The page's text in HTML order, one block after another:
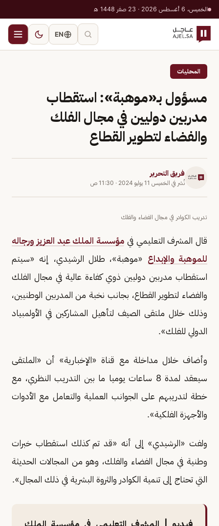
الخميس، 6 أغسطس 2026 · 23 صفر 1448 هـ
EN
المحليات
مسؤول بـ«موهبة»: استقطاب
مدربين دوليين في مجال الفلك
والفضاء لتطوير القطاع
فريق التحرير
نُشر في الخميس 11 يوليو 2024 · 11:30 ص
تدريب الكوادر في مجال الفضاء والفلك
قال المشرف التعليمي في مؤسسة الملك عبد العزيز ورجاله
للموهبة والإبداع «موهبة»، طلال الرشيدي، إنه «سيتم
استقطاب مدربين دوليين ذوي كفاءة عالية في مجال الفلك
والفضاء لتطوير القطاع، بجانب نخبة من المدربين الوطنيين،
وذلك خلال ملتقى الصيف لتأهيل المشاركين في الأولمبياد
الدولي للفلك».
وأضاف خلال مداخلة مع قناة «الإخبارية» أن «الملتقى
سيعقد لمدة 8 ساعات يوميا ما بين التدريب النظري، مع
خطة لتدريبهم على الجوانب العملية والتعامل مع الأدوات
والأجهزة الفلكية».
ولفت «الرشيدي» إلى أنه «قد تم كذلك استقطاب خبرات
وطنية في مجال الفضاء والفلك، وهو من المجالات الحديثة
التي تحتاج إلى تنمية الكوادر والثروة البشرية في ذلك المجال».
فيديو | المشرف التعليمي في مؤسسة الملك